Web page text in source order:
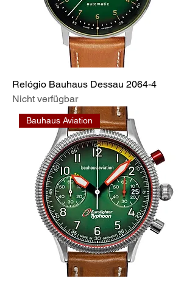
Relógio Bauhaus Dessau 2064-4
Nicht verfügbar
Bauhaus Aviation